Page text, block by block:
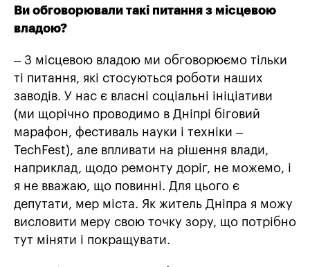
Ви обговорювали такі питання з місцевою
владою?
– З місцевою владою ми обговорюємо тільки
ті питання, які стосуються роботи наших
заводів. У нас є власні соціальні ініціативи
(ми щорічно проводимо в Дніпрі біговий
марафон, фестиваль науки і техніки –
TechFest), але впливати на рішення влади,
наприклад, щодо ремонту доріг, не можемо, і
я не вважаю, що повинні. Для цього є
депутати, мер міста. Як житель Дніпра я можу
висловити меру свою точку зору, що потрібно
тут міняти і покращувати.